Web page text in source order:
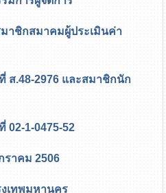
มาคมผู้ประเมินค่า
และสมาชิกนัก
52
2506
พมหานคร